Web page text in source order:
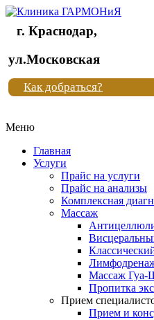
Клиника
"Новая
жизнь"
Клиника
жизнь"
г. Краснодар,
ул.Московская
Как добраться?
Меню
Главная
Услуги
Прайс на услуги
Прайс на анализы
Комплексная
Массаж
Массаж Гуа-
Пропитка
Прием
Прием и